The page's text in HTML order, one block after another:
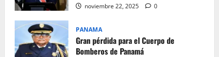
noviembre 22, 2025 0
PANAMA
Gran pérdida para el Cuerpo de
Bomberos de Panamá